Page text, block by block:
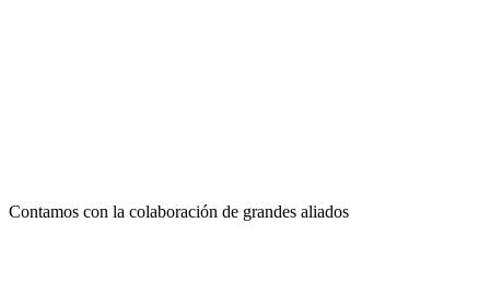
Contamos con la colaboración de grandes aliados